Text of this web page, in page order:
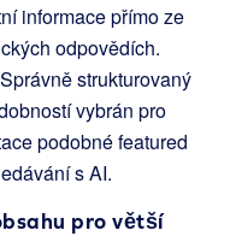
informace přímo ze
odpovědích.
Správně strukturovaný
vybrán pro
podobné featured
s AI.
pro větší